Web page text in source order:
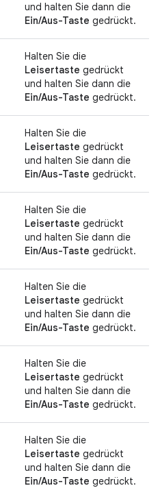
und halten Sie dann die
Ein/Aus-Taste gedrückt.
Halten Sie die
Leisertaste gedrückt
und halten Sie dann die
Ein/Aus-Taste gedrückt.
Halten Sie die
Leisertaste gedrückt
und halten Sie dann die
Ein/Aus-Taste gedrückt.
Halten Sie die
Leisertaste gedrückt
und halten Sie dann die
Ein/Aus-Taste gedrückt.
Halten Sie die
Leisertaste gedrückt
und halten Sie dann die
Ein/Aus-Taste gedrückt.
Halten Sie die
Leisertaste gedrückt
und halten Sie dann die
Ein/Aus-Taste gedrückt.
Halten Sie die
Leisertaste gedrückt
und halten Sie dann die
Ein/Aus-Taste gedrückt.